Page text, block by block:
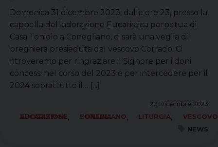
Domenica 31 dicembre 2023, dalle ore 23, presso la
cappella dell'adorazione Eucaristica perpetua di
Casa Toniolo a Conegliano, ci sarà una veglia di
preghiera presieduta dal vescovo Corrado. Ci
ritroveremo per ringraziare il Signore per i doni
concessi nel corso del 2023 e per intercedere per il
2024 soprattutto il… [...]
20 Dicembre 2023
ADORAZIONE EUCARISTICA , FORANIA CONEGLIANO, LITURGIA,
VESCOVO
NEWS